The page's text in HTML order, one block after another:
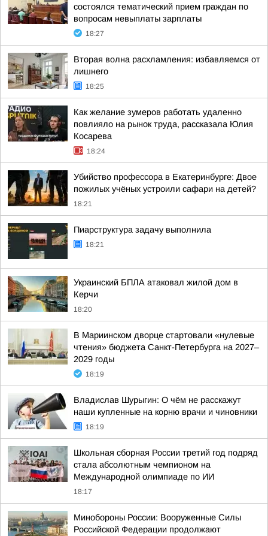
состоялся тематический прием граждан по
вопросам невыплаты зарплаты
18:27
Вторая волна расхламления: избавляемся от
лишнего
18:25
Как желание зумеров работать удаленно
повлияло на рынок труда, рассказала Юлия
Косарева
18:24
Убийство профессора в Екатеринбурге: Двое
пожилых учёных устроили сафари на детей?
18:21
Пиарструктура задачу выполнила
18:21
Украинский БПЛА атаковал жилой дом в
Керчи
18:20
В Мариинском дворце стартовали «нулевые
чтения» бюджета Санкт-Петербурга на 2027–
2029 годы
18:19
Владислав Шурыгин: О чём не расскажут
наши купленные на корню врачи и чиновники
18:19
Школьная сборная России третий год подряд
стала абсолютным чемпионом на
Международной олимпиаде по ИИ
18:17
Минобороны России: Вооруженные Силы
Российской Федерации продолжают